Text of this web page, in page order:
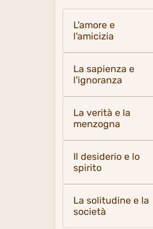
L'amore e
l'amicizia
La sapienza e
l'ignoranza
La verità e la
menzogna
Il desiderio e lo
spirito
La solitudine e la
società